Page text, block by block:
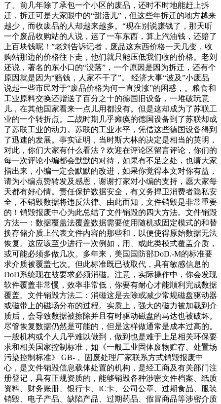
了。前几年除了承包一个小区的废品，还时不时地能赶上拆
迁，拆迁可是大家眼中的“甜活儿”，但这些年拆迁的地方越来
越少，而收废品的人却越来越多。“现在别说赚钱了，那天听
一个废品收购站的人说，运了一车东西，算上汽油钱，还赔了
上百块钱呢！”老刘告诉记者，废品这东西价格一天几变，收
购站那边的价格往下走，他们就只能压低我们收的价格。老刘
还说，著名的东小口的“没落”，一个原因是因为拆迁，还有个
原因就是因为“赔钱，人家不干了”。 经济大事“波及”小废品
说起一些市民对于“废品价格为何一直没涨”的困惑，。粮食和
工业原料交换还赠送了百分之十的德国旧设备，一堆破玩意
儿，在其他国家看来一点儿用都没有。但是这却成为了苏联工
业的一个转折点。二战时期几乎瘫痪的德国设备到了苏联却成
了苏联工业的动力。苏联的工业水平，凭借这些德国设备得到
了迅速的发展。事实证明，当时斯大林的决定是相当的英明，
对此，你们大家有什么看法？欢迎在评论区留言评论，你们的
每一次评论小编都会默默的对待，如果有不足之处，也请大家
指出来，小编一定会默默的改进，如果你觉得本文对你有益，
请为小编点赞转发及感恩，谢谢打家对小编的支持，愿大家每
天都有好心情。责任保护数据安全，有义务捍卫消费者隐私安
全，不销毁数据将违反法律。由此而知，文件销毁是非常重要
的！销毁报废中心为此总结了文件销毁的四大方法。文件销毁
方法一：数据覆盖法覆盖数据需要使用随机或固定模式的和替
换存储介质上代表文件内容的那些和，以便使得原始数据无法
恢复。这应该至少进行一次例如，用、或此类模式覆盖介质，
或可能必须多做几次。多年来，美国国防部DoD.-M的标准要
求介质被覆盖七次。但此标准既已被取代，具有敏感信息的
DoD系统现在被要求必须消磁。注意，实际操作中，你会发现
软件覆盖非常慢，效率非常低，你要有耐心才能顺利完成数据
覆盖。文件销毁方法二：消磁这是去除或减少常规磁盘驱动器
或磁带上的磁场分布的过程。实质上，强大的磁力被加载到介
质后，会导致数据被擦除并且有时驱动磁盘的马达也被破坏。
尽管恢复数据仍然是可能的，但是这样做通常是成本过高的。
一般机构或个人几乎难以做到，做到也是难于上足相关环保要
求和相关国家控制标准，如《一般工业固体废物贮存、处置场
污染控制标准》 GB- 。固废处理厂家联系方式销毁报废中
心，是文件销毁信息载体处置的机构，是经工商及有关部门注
册登记，具有正规资质的，能够销毁各种涉密文件档案、纸质
资料、财务账册、银行卡、IC卡、公司公章、过期食品、服装
销毁、电子产品、缺陷产品、过期药品、假冒商品等涉密介质